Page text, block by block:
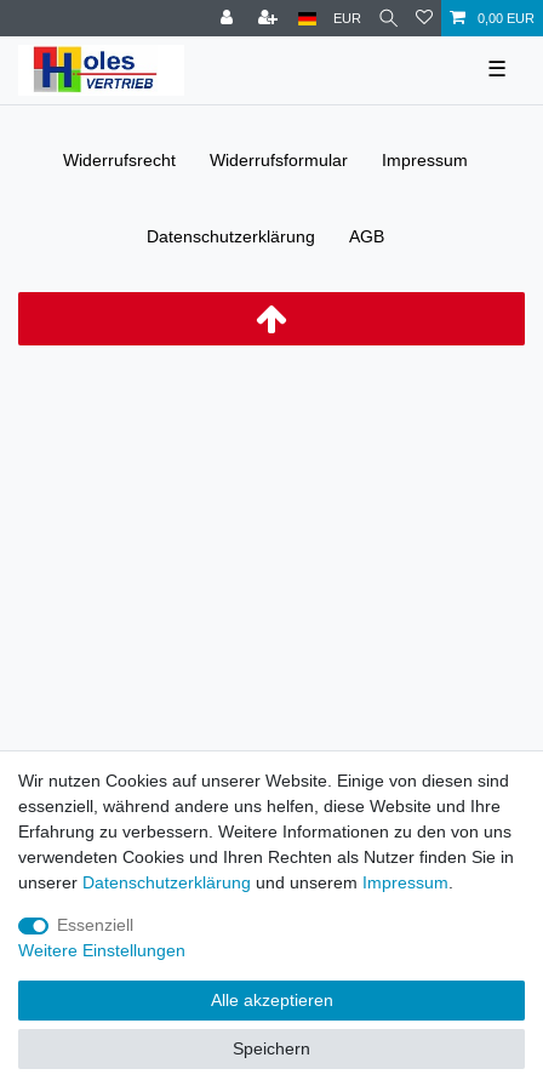
EUR 0,00 EUR
☰
Widerrufs­recht Widerrufs­formular Impressum
Daten­schutz­erklärung AGB
Wir nutzen Cookies auf unserer Website. Einige von diesen sind
essenziell, während andere uns helfen, diese Website und Ihre
Erfahrung zu verbessern. Weitere Informationen zu den von uns
verwendeten Cookies und Ihren Rechten als Nutzer finden Sie in
unserer Daten­schutz­erklärung und unserem Impressum
Essenziell
Weitere Einstellungen
Alle akzeptieren
Speichern